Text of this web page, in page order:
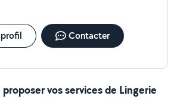
Contacter
vos services de Lingerie